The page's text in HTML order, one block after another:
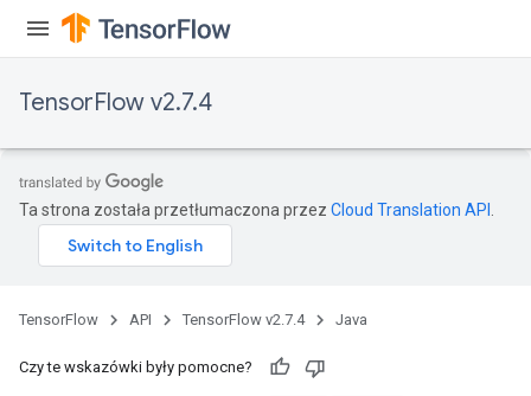
TensorFlow v2.7.4
Ta strona została przetłumaczona przez Cloud Translation API
TensorFlow API TensorFlow v2.7.4 Java
Czy te wskazówki były pomocne?